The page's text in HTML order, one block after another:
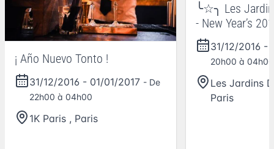
¡ Año Nuevo Tonto !
31/12/2016 - 01/01/2017 - De
22h00 à 04h00
1K Paris , Paris
╰☆╮ Les
- New Year’s
31/12/2016 -
20h00 à 04h00
Les Jardins
Paris